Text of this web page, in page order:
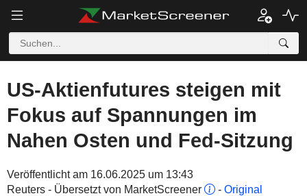
US-Aktienfutures steigen mit
Fokus auf Spannungen im
Nahen Osten und Fed-Sitzung
Veröffentlicht am 16.06.2025 um 13:43
Reuters - Übersetzt von MarketScreener
- Original